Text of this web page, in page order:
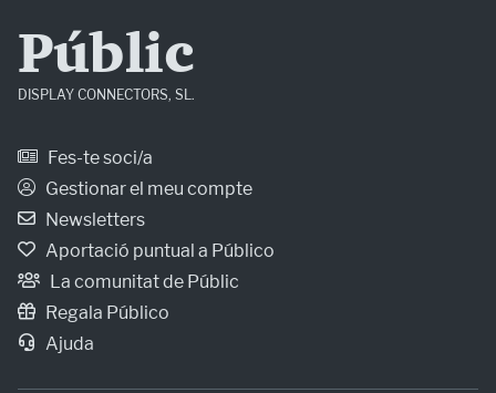
Públic
DISPLAY CONNECTORS, SL.
Fes-te soci/a
Gestionar el meu compte
Newsletters
Aportació puntual a Público
La comunitat de Públic
Regala Público
Ajuda